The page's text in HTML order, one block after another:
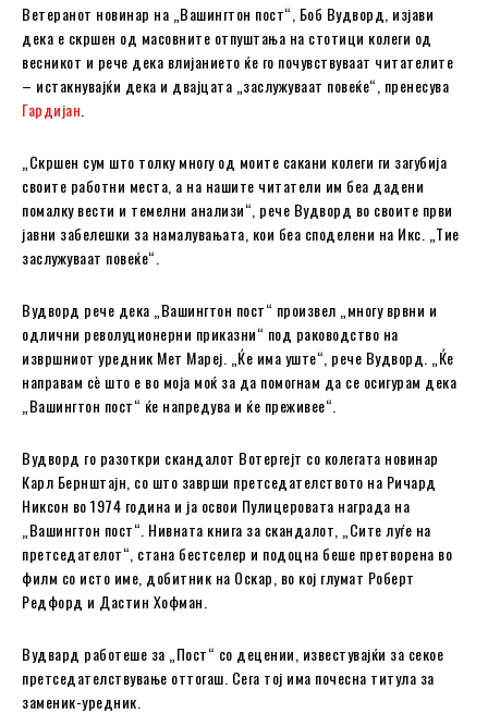
Ветеранот новинар на „Вашингтон пост“, Боб Вудворд, изјави
дека е скршен од масовните отпуштања на стотици колеги од
весникот и рече дека влијанието ќе го почувствуваат читателите
– истакнувајќи дека и двајцата „заслужуваат повеќе“, пренесува
Гардијан
„Скршен сум што толку многу од моите сакани колеги ги загубија
своите работни места, а на нашите читатели им беа дадени
помалку вести и темелни анализи“, рече Вудворд во своите први
јавни забелешки за намалувањата, кои беа споделени на Икс. „Тие
заслужуваат повеќе“.
Вудворд рече дека „Вашингтон пост“ произвел „многу врвни и
одлични револуционерни приказни“ под раководство на
извршниот уредник Мет Мареј. „Ќе има уште“, рече Вудворд. „Ќе
направам сè што е во моја моќ за да помогнам да се осигурам дека
„Вашингтон пост“ ќе напредува и ќе преживее“.
Вудворд го разоткри скандалот Вотергејт со колегата новинар
Карл Бернштајн, со што заврши претседателството на Ричард
Никсон во 1974 година и ја освои Пулицеровата награда на
„Вашингтон пост“. Нивната книга за скандалот, „Сите луѓе на
претседателот“, стана бестселер и подоцна беше претворена во
филм со исто име, добитник на Оскар, во кој глумат Роберт
Редфорд и Дастин Хофман.
Вудвард работеше за „Пост“ со децении, известувајќи за секое
претседателствување оттогаш. Сега тој има почесна титула за
заменик-уредник.